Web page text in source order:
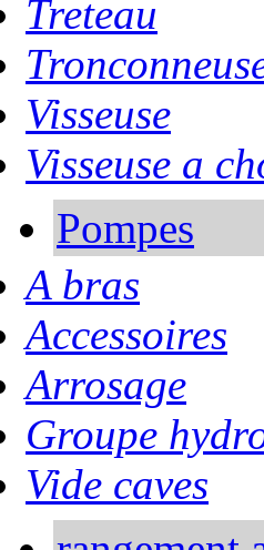
Treteau
Visseuse
Visseuse a
Pompes
A bras
Accessoires
Arrosage
Groupe
Vide caves